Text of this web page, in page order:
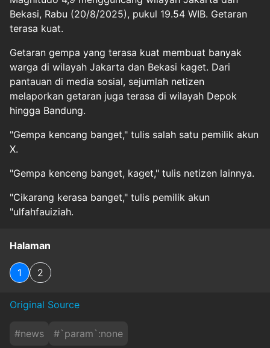
Bekasi, Rabu (20/8/2025), pukul 19.54 WIB. Getaran
terasa kuat.
Getaran gempa yang terasa kuat membuat banyak
warga di wilayah Jakarta dan Bekasi kaget. Dari
pantauan di media sosial, sejumlah netizen
melaporkan getaran juga terasa di wilayah Depok
hingga Bandung.
"Gempa kencang banget," tulis salah satu pemilik akun
X.
"Gempa kenceng banget, kaget," tulis netizen lainnya.
"Cikarang kerasa banget," tulis pemilik akun
"ulfahfauiziah.
Halaman
1 2
Original Source
#news #`param`:none